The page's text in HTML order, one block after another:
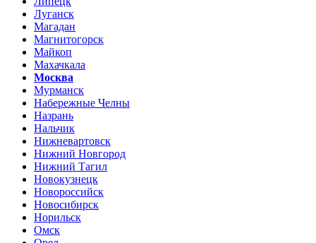
Луганск
Магадан
Магнитогорск
Майкоп
Махачкала
Москва
Мурманск
Набережные Челны
Назрань
Нальчик
Нижневартовск
Нижний Новгород
Нижний Тагил
Новокузнецк
Новороссийск
Новосибирск
Норильск
Омск